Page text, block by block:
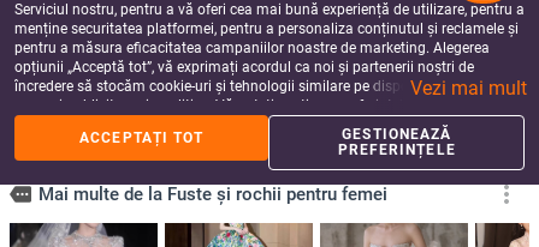
Serviciul nostru, pentru a vă oferi cea mai bună experiență de utilizare, pentru a
menține securitatea platformei, pentru a personaliza conținutul și reclamele și
pentru a măsura eficacitatea campaniilor noastre de marketing. Alegerea
opțiunii „Acceptă tot”, vă exprimați acordul ca noi și partenerii noștri de
încredere să stocăm cookie-uri și tehnologii similare pe dispozitivul dvs. în
scopuri publicitare și analitice. Vă puteți gestiona preferințele în orice moment
făcând clic pe „Gestionează preferințele”. Pentru mai multe informații, vă
rugăm să consultațiPolitica noastră de confidențialitate.
Vezi mai mult
ACCEPTAȚI TOT
GESTIONEAZĂ
PREFERINȚELE